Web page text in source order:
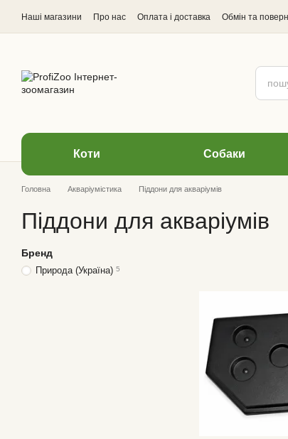
Наші магазини Про нас Оплата і доставка Обмін та
Коти Cобаки
Головна Акваріумістика Піддони для акваріумів
Піддони для акваріумів
Бренд
Природа (Україна) 5